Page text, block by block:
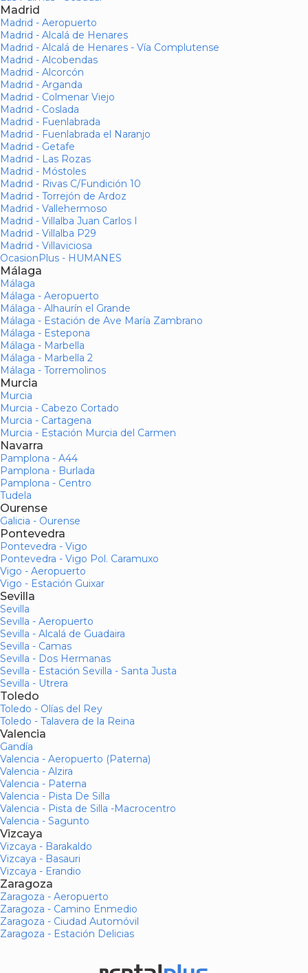
Madrid
Madrid - Aeropuerto
Madrid - Alcalá de Henares
Madrid - Alcalá de Henares - Vía Complutense
Madrid - Alcobendas
Madrid - Alcorcón
Madrid - Arganda
Madrid - Colmenar Viejo
Madrid - Coslada
Madrid - Fuenlabrada
Madrid - Fuenlabrada el Naranjo
Madrid - Getafe
Madrid - Las Rozas
Madrid - Móstoles
Madrid - Rivas C/Fundición 10
Madrid - Torrejón de Ardoz
Madrid - Vallehermoso
Madrid - Villalba Juan Carlos I
Madrid - Villalba P29
Madrid - Villaviciosa
OcasionPlus - HUMANES
Málaga
Málaga
Málaga - Aeropuerto
Málaga - Alhaurín el Grande
Málaga - Estación de Ave María Zambrano
Málaga - Estepona
Málaga - Marbella
Málaga - Marbella 2
Málaga - Torremolinos
Murcia
Murcia
Murcia - Cabezo Cortado
Murcia - Cartagena
Murcia - Estación Murcia del Carmen
Navarra
Pamplona - A44
Pamplona - Burlada
Pamplona - Centro
Tudela
Ourense
Galicia - Ourense
Pontevedra
Pontevedra - Vigo
Pontevedra - Vigo Pol. Caramuxo
Vigo - Aeropuerto
Vigo - Estación Guixar
Sevilla
Sevilla
Sevilla - Aeropuerto
Sevilla - Alcalá de Guadaira
Sevilla - Camas
Sevilla - Dos Hermanas
Sevilla - Estación Sevilla - Santa Justa
Sevilla - Utrera
Toledo
Toledo - Olías del Rey
Toledo - Talavera de la Reina
Valencia
Gandía
Valencia - Aeropuerto (Paterna)
Valencia - Alzira
Valencia - Paterna
Valencia - Pista De Silla
Valencia - Pista de Silla -Macrocentro
Valencia - Sagunto
Vizcaya
Vizcaya - Barakaldo
Vizcaya - Basauri
Vizcaya - Erandio
Zaragoza
Zaragoza - Aeropuerto
Zaragoza - Camino Enmedio
Zaragoza - Ciudad Automóvil
Zaragoza - Estación Delicias